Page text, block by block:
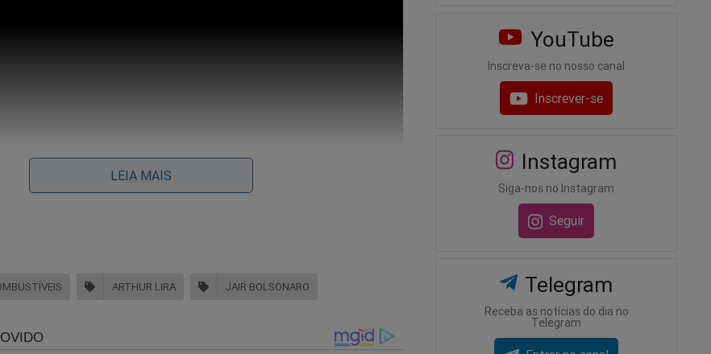
LEIA MAIS
ARTHUR LIRA JAIR BOLSONARO
YouTube
Inscreva-se no nosso canal
Inscrever-se
Instagram
Siga-nos no Instagram
Seguir
Telegram
Receba as notícias do dia no
Telegram